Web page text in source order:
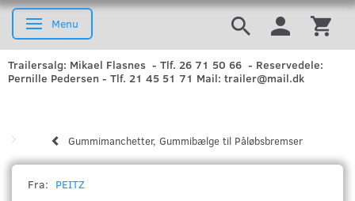
Skifte navigation
Menu
Trailersalg: Mikael Flasnes - Tlf. 26 71 50 66 - Reservedele:
Pernille Pedersen - Tlf. 21 45 51 71 Mail: trailer@mail.dk
Gummimanchetter, Gummibælge til Påløbsbremser
Fra: PEITZ